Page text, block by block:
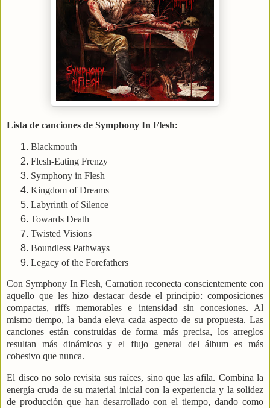
Lista de canciones de Symphony In Flesh:
Blackmouth
Flesh-Eating Frenzy
Symphony in Flesh
Kingdom of Dreams
Labyrinth of Silence
Towards Death
Twisted Visions
Boundless Pathways
Legacy of the Forefathers
Con Symphony In Flesh, Carnation reconecta conscientemente con
aquello que les hizo destacar desde el principio: composiciones
compactas, riffs memorables e intensidad sin concesiones. Al
mismo tiempo, la banda eleva cada aspecto de su propuesta. Las
canciones están construidas de forma más precisa, los arreglos
resultan más dinámicos y el flujo general del álbum es más
cohesivo que nunca.
El disco no solo revisita sus raíces, sino que las afila. Combina la
energía cruda de su material inicial con la experiencia y la solidez
de producción que han desarrollado con el tiempo, dando como